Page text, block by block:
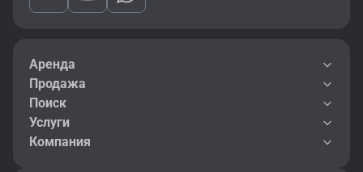
Аренда
Продажа
Поиск
Услуги
Компания